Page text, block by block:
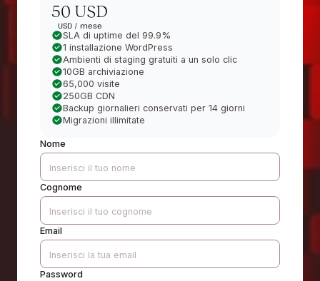
50 USD
USD / mese
SLA di uptime del 99.9%
1 installazione WordPress
Ambienti di staging gratuiti a un solo clic
10GB archiviazione
65,000 visite
250GB CDN
Backup giornalieri conservati per 14 giorni
Migrazioni illimitate
Nome
Cognome
Email
Password